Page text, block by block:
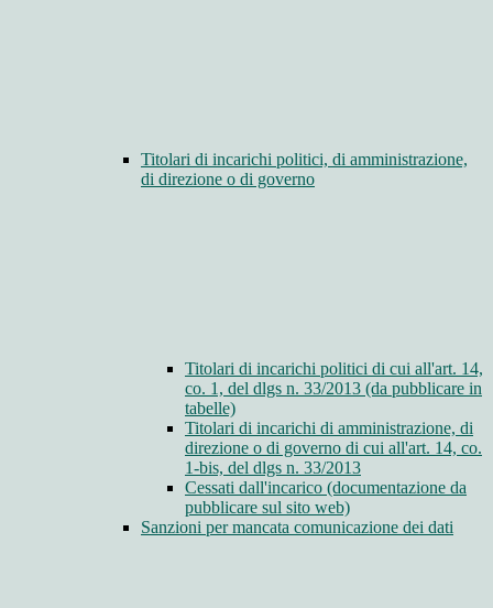
Titolari di incarichi politici, di amministrazione,
di direzione o di governo
Titolari di incarichi politici di cui all'art. 14,
co. 1, del dlgs n. 33/2013 (da pubblicare in
tabelle)
Titolari di incarichi di amministrazione, di
direzione o di governo di cui all'art. 14, co.
1-bis, del dlgs n. 33/2013
Cessati dall'incarico (documentazione da
pubblicare sul sito web)
Sanzioni per mancata comunicazione dei dati